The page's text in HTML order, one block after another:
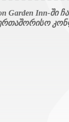
Garden Inn-ში